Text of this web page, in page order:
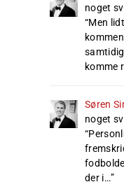
noget
“Men
komme
Søren
noget
“
der i…”